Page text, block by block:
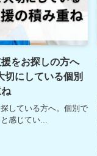
をお探しの方へ
切にしている個別
している方へ。個別で
感じてい...